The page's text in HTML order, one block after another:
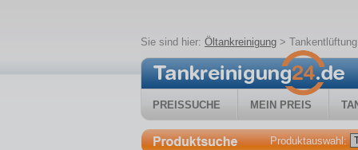
Sie sind hier: Öltankreinigung > Tankentlüftung
PREISSUCHE MEIN PREIS
Produktauswahl: